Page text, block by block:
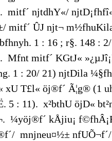
mitf´ njtdhY«/
mitf´ ÛJ njt¬
1 : 16 ; r§. 148 :
Mfnt mitf´ KGtJ«
1 : 20/ 21) njtDila
xU T£l« öj®f´ Ã¦g® (1
5 : 11). x²bthU öjD«
¼yöj®f´ kÅjiu¡
mnjneu¤½± nfUÕ¬f´/